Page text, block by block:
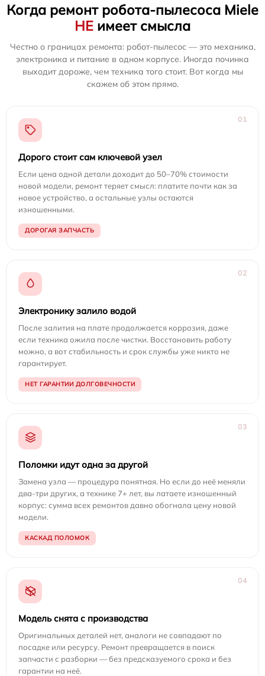
Когда ремонт робота-пылесоса Miele
НЕ имеет смысла
Честно о границах ремонта: робот-пылесос — это механика,
электроника и питание в одном корпусе. Иногда починка
выходит дороже, чем техника того стоит. Вот когда мы
скажем об этом прямо.
01
Дорого стоит сам ключевой узел
Если цена одной детали доходит до 50–70% стоимости
новой модели, ремонт теряет смысл: платите почти как за
новое устройство, а остальные узлы остаются
изношенными.
ДОРОГАЯ ЗАПЧАСТЬ
02
Электронику залило водой
После залития на плате продолжается коррозия, даже
если техника ожила после чистки. Восстановить работу
можно, а вот стабильность и срок службы уже никто не
гарантирует.
НЕТ ГАРАНТИИ ДОЛГОВЕЧНОСТИ
03
Поломки идут одна за другой
Замена узла — процедура понятная. Но если до неё меняли
два-три других, а технике 7+ лет, вы латаете изношенный
корпус: сумма всех ремонтов давно обогнала цену новой
модели.
КАСКАД ПОЛОМОК
04
Модель снята с производства
Оригинальных деталей нет, аналоги не совпадают по
посадке или ресурсу. Ремонт превращается в поиск
запчасти с разборки — без предсказуемого срока и без
гарантии на неё.